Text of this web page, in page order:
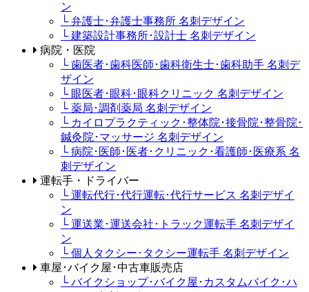
ン
└ 弁護士･弁護士事務所 名刺デザイン
└ 建築設計事務所･設計士 名刺デザイン
病院・医院
└ 歯医者･歯科医師･歯科衛生士･歯科助手 名刺デ
ザイン
└ 眼医者･眼科･眼科クリニック 名刺デザイン
└ 薬局･調剤薬局 名刺デザイン
└ カイロプラクティック･整体院･接骨院･整骨院･
鍼灸院･マッサージ 名刺デザイン
└ 病院･医師･医者･クリニック･看護師･医療系 名
刺デザイン
運転手・ドライバー
└ 運転代行･代行運転･代行サービス 名刺デザイ
ン
└ 運送業･運送会社･トラック運転手 名刺デザイ
ン
└ 個人タクシー･タクシー運転手 名刺デザイン
車屋･バイク屋･中古車販売店
└ バイクショップ･バイク屋･カスタムバイク･ハ